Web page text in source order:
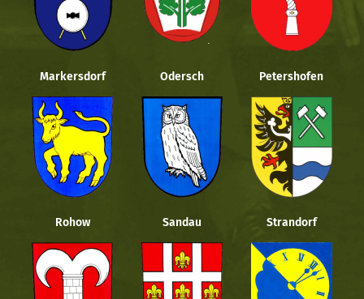
Markersdorf Odersch Petershofen
Rohow Sandau Strandorf